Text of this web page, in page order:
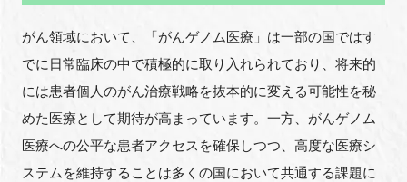
がん領域において、「がんゲノム医療」は一部の国ではす
でに日常臨床の中で積極的に取り入れられており、将来的
には患者個人のがん治療戦略を抜本的に変える可能性を秘
めた医療として期待が高まっています。一方、がんゲノム
医療への公平な患者アクセスを確保しつつ、高度な医療シ
ステムを維持することは多くの国において共通する課題に